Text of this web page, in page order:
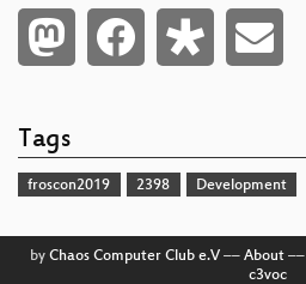
Tags
froscon2019 2398 Development
by Chaos Computer Club e.V–– About––
c3voc